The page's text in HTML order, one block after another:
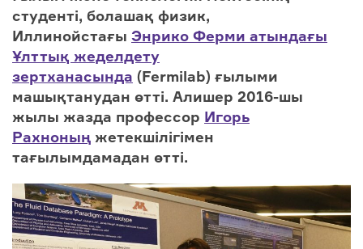
студенті, болашақ физик,
Иллинойстағы Энрико Ферми атындағы
Ұлттық жеделдету
зертханасында (Fermilab) ғылыми
машықтанудан өтті. Алишер 2016-шы
жылы жазда профессор Игорь
Рахноның жетекшілігімен
тағылымдамадан өтті.